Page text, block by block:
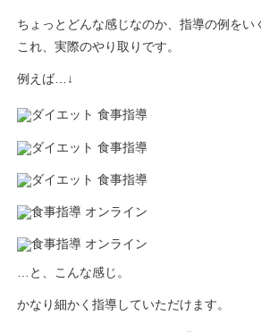
ちょっとどんな感じなのか、指導の例をい
これ、実際のやり取りです。
例えば…↓
…と、こんな感じ。
かなり細かく指導していただけます。